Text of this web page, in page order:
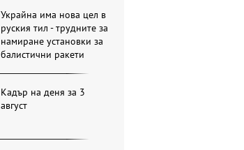
Украйна има нова цел в
руския тил - трудните за
намиране установки за
балистични ракети
Кадър на деня за 3
август